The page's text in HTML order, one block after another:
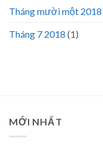
Tháng mười một 2018
Tháng 7 2018 (1)
MỚI NHẤT